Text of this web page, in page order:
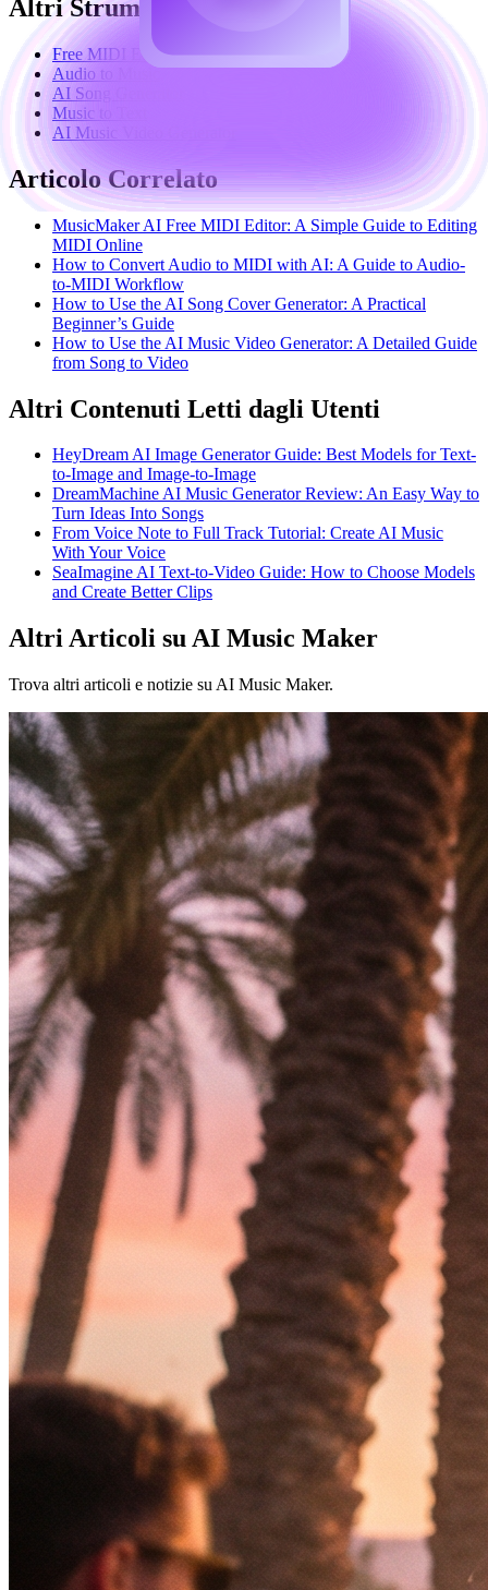
Altri Strumenti sul Sito
Free MIDI Editor
Audio to Music
AI Song Generator
Music to Text
AI Music Video Generator
Articolo Correlato
MusicMaker AI Free MIDI Editor: A Simple Guide to Editing
MIDI Online
How to Convert Audio to MIDI with AI: A Guide to Audio-
to-MIDI Workflow
How to Use the AI Song Cover Generator: A Practical
Beginner’s Guide
How to Use the AI Music Video Generator: A Detailed Guide
from Song to Video
Altri Contenuti Letti dagli Utenti
HeyDream AI Image Generator Guide: Best Models for Text-
to-Image and Image-to-Image
DreamMachine AI Music Generator Review: An Easy Way to
Turn Ideas Into Songs
From Voice Note to Full Track Tutorial: Create AI Music
With Your Voice
SeaImagine AI Text-to-Video Guide: How to Choose Models
and Create Better Clips
Altri Articoli su AI Music Maker
Trova altri articoli e notizie su AI Music Maker.